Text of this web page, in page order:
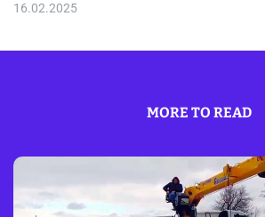
16.02.2025
MORE TO READ